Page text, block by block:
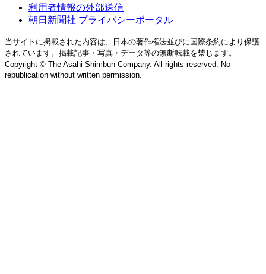
利用者情報の外部送信
朝日新聞社 プライバシーポータル
当サイトに掲載された内容は、日本の著作権法並びに国際条約により保護
されています。掲載記事・写真・データ等の無断転載を禁じます。
Copyright © The Asahi Shimbun Company. All rights reserved. No
republication without written permission.